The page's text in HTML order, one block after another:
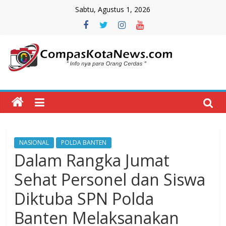
Sabtu, Agustus 1, 2026
Compas
Kota
CompasKotaNews.com
Hadir
untuk
memberikan
informasi
kepada
masyarakat
NASIONAL POLDA BANTEN
Dalam Rangka Jumat
Sehat Personel dan Siswa
Diktuba SPN Polda
Banten Melaksanakan